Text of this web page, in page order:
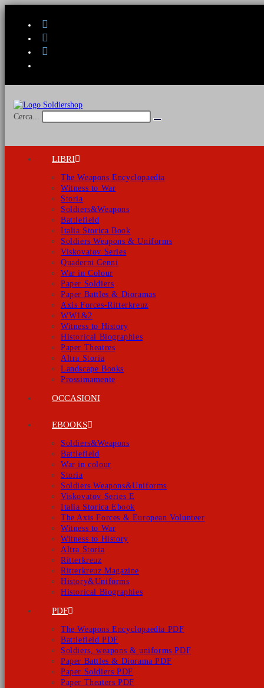
Cerca...
Invia
LIBRI
The Weapons Encyclopaedia
Witness to War
Storia
Soldiers&Weapons
Battlefield
Italia Storica Book
Soldiers Weapons & Uniforms
Viskovatov Series
Quaderni Cenni
War in Colour
Paper Soldiers
Paper Battles & Dioramas
Axis Forces-Ritterkreuz
WW1&2
Witness to History
Historical Biographies
Paper Theatres
Altra Storia
Landscape Books
Prossimamente
OCCASIONI
EBOOKS
Soldiers&Weapons
Battlefield
War in colour
Storia
Soldiers Weapons&Uniforms
Viskovatov Series E
Italia Storica Ebook
The Axis Forces & European Volunteer
Witness to War
Witness to History
Altra Storia
Ritterkreuz
Ritterkreuz Magazine
History&Uniforms
Historical Biographies
PDF
The Weapons Encyclopaedia PDF
Battlefield PDF
Soldiers, weapons & uniforms PDF
Paper Battles & Diorama PDF
Paper Soldiers PDF
Paper Theaters PDF